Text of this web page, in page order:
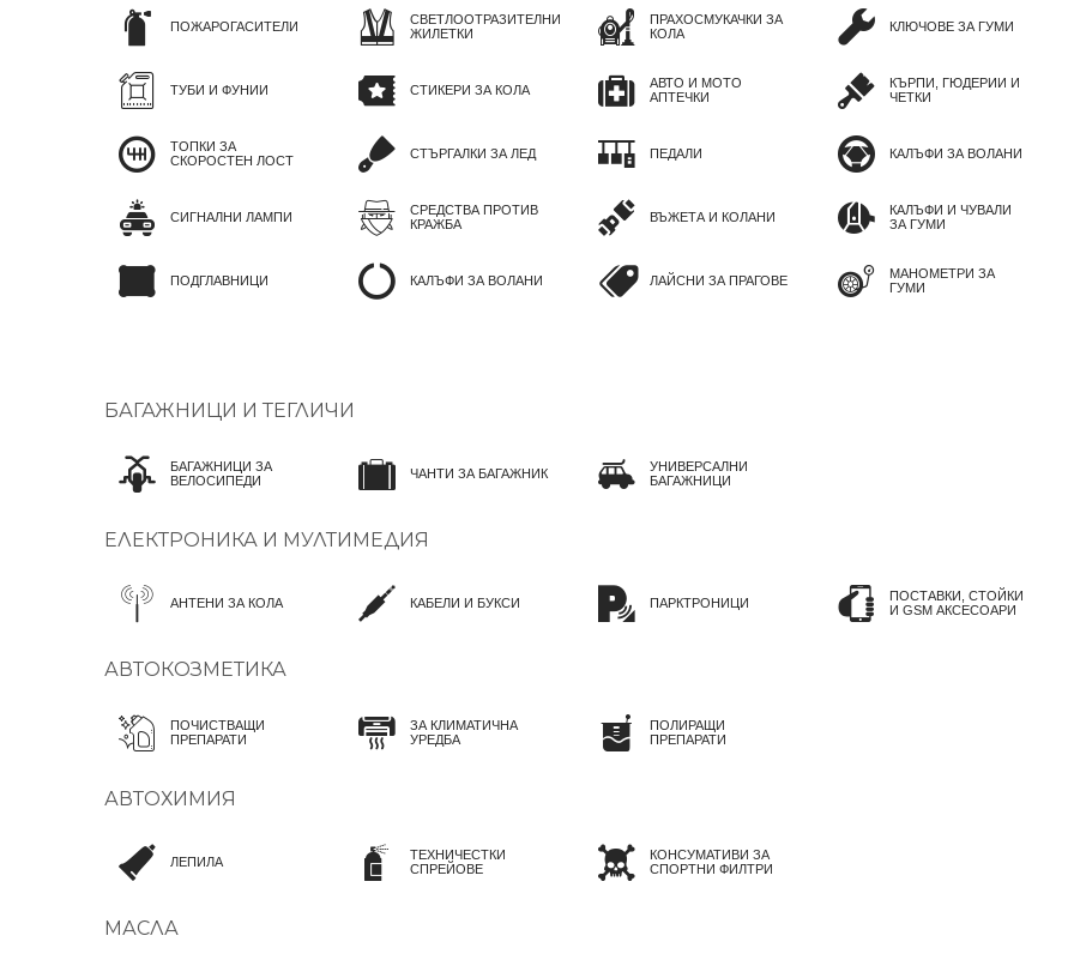
ПОЖАРОГАСИТЕЛИ
ТУБИ И ФУНИИ
ТОПКИ ЗА
СКОРОСТЕН ЛОСТ
СИГНАЛНИ ЛАМПИ
ПОДГЛАВНИЦИ
СВЕТЛООТРАЗИТЕЛНИ
ЖИЛЕТКИ
СТИКЕРИ ЗА КОЛА
СТЪРГАЛКИ ЗА ЛЕД
СРЕДСТВА ПРОТИВ
КРАЖБА
КАЛЪФИ ЗА ВОЛАНИ
ПРАХОСМУКАЧКИ ЗА
КОЛА
АВТО И МОТО
АПТЕЧКИ
ПЕДАЛИ
ВЪЖЕТА И КОЛАНИ
ЛАЙСНИ ЗА ПРАГОВЕ
КЛЮЧОВЕ ЗА ГУМИ
КЪРПИ, ГЮДЕРИИ И
ЧЕТКИ
КАЛЪФИ ЗА ВОЛАНИ
КАЛЪФИ И ЧУВАЛИ
ЗА ГУМИ
МАНОМЕТРИ ЗА
ГУМИ
БАГАЖНИЦИ И ТЕГЛИЧИ
БАГАЖНИЦИ ЗА
ВЕЛОСИПЕДИ
ЧАНТИ ЗА БАГАЖНИК
УНИВЕРСАЛНИ
БАГАЖНИЦИ
ЕЛЕКТРОНИКА И МУЛТИМЕДИЯ
АНТЕНИ ЗА КОЛА КАБЕЛИ И БУКСИ ПАРКТРОНИЦИ
ПОСТАВКИ, СТОЙКИ
И GSM АКСЕСОАРИ
АВТОКОЗМЕТИКА
ПОЧИСТВАЩИ
ПРЕПАРАТИ
ЗА КЛИМАТИЧНА
УРЕДБА
ПОЛИРАЩИ
ПРЕПАРАТИ
АВТОХИМИЯ
ЛЕПИЛА
ТЕХНИЧЕСТКИ
СПРЕЙОВЕ
КОНСУМАТИВИ ЗА
СПОРТНИ ФИЛТРИ
МАСЛА